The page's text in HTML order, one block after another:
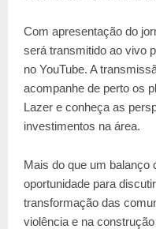
Com apresentação do
será transmitido ao vivo
no YouTube. A
acompanhe de perto os
Lazer e conheça as
investimentos na área.
Mais do que um balanço
oportunidade para
transformação das
violência e na